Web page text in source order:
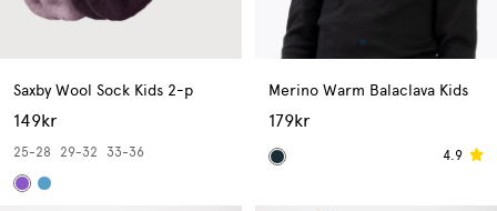
Saxby Wool Sock Kids 2-p
149kr
25-28 29-32 33-36
Merino Warm Balaclava Kids
179kr
4.9